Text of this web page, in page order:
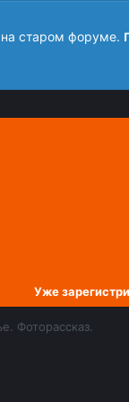
на старом форуме.
Уже
Фоторассказ.